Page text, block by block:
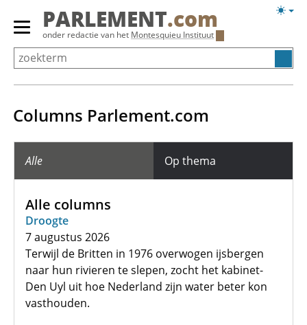
Overslaan
Primair
menu
tonen/verbergen
PARLEMENT.com
onder redactie van het Montesquieu Instituut
Columns Parlement.com
Alle Op thema
Alle columns
Droogte
7 augustus 2026
Terwijl de Britten in 1976 overwogen ijsbergen
naar hun rivieren te slepen, zocht het kabinet-
Den Uyl uit hoe Nederland zijn water beter kon
vasthouden.